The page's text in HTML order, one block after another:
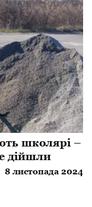
школярі –
дійшли
8 листопада 2024